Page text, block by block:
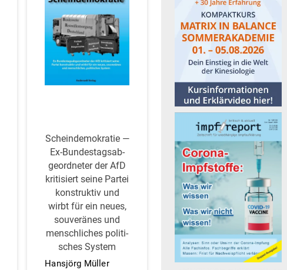
Schein­de­mo­kratie —
Ex-Bun­des­tags­ab­
ge­ord­neter der AfD
kri­ti­siert seine Partei
kon­struktiv und
wirbt für ein neues,
sou­ve­ränes und
mensch­liches poli­ti­
sches System
Hansjörg Müller